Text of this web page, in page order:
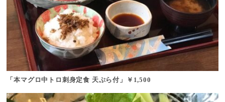
「本マグロ中トロ刺身定食 天ぷら付」 ￥1,500